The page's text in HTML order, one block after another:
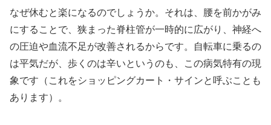
なぜ休むと楽になるのでしょうか。それは、腰を前かがみ
にすることで、狭まった脊柱管が一時的に広がり、神経へ
の圧迫や血流不足が改善されるからです。自転車に乗るの
は平気だが、歩くのは辛いというのも、この病気特有の現
象です（これをショッピングカート・サインと呼ぶことも
あります）。